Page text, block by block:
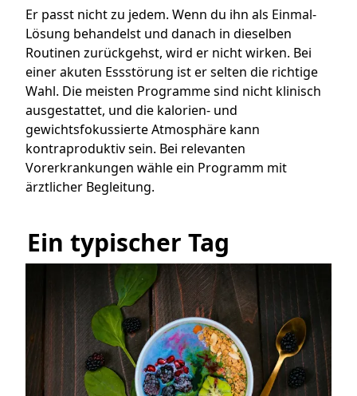
Er passt nicht zu jedem. Wenn du ihn als Einmal-
Lösung behandelst und danach in dieselben
Routinen zurückgehst, wird er nicht wirken. Bei
einer akuten Essstörung ist er selten die richtige
Wahl. Die meisten Programme sind nicht klinisch
ausgestattet, und die kalorien- und
gewichtsfokussierte Atmosphäre kann
kontraproduktiv sein. Bei relevanten
Vorerkrankungen wähle ein Programm mit
ärztlicher Begleitung.
Ein typischer Tag